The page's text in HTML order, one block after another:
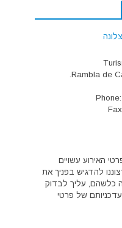
Rambla de
האירוע עשויים
להדגיש בפניך את
כלשהם, עליך לבדוק
של פרטי